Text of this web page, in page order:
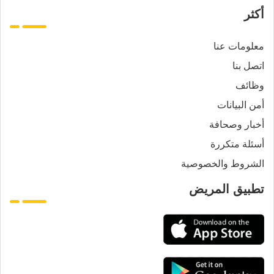
أكثر
معلومات عنا
اتصل بنا
وظائف
أمن البيانات
أخبار وصحافة
أسئلة متكررة
الشروط والخصوصية
تطبيق المريض